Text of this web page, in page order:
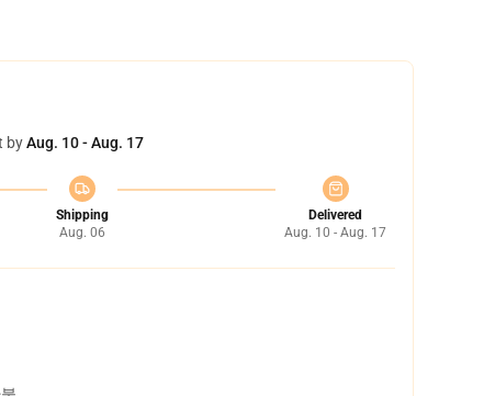
byAug. 10 - Aug. 17
Shipping
Aug. 06
Delivered
Aug. 10 - Aug. 17